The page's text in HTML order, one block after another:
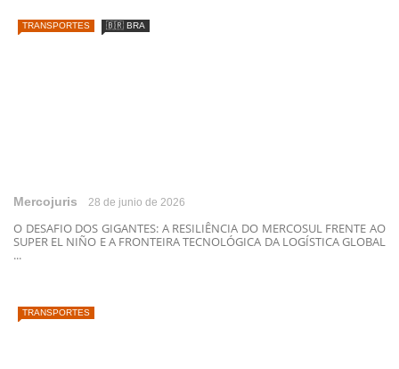
TRANSPORTES 🇧🇷 BRA
Mercojuris 28 de junio de 2026
O DESAFIO DOS GIGANTES: A RESILIÊNCIA DO MERCOSUL FRENTE AO
SUPER EL NIÑO E A FRONTEIRA TECNOLÓGICA DA LOGÍSTICA GLOBAL
...
TRANSPORTES